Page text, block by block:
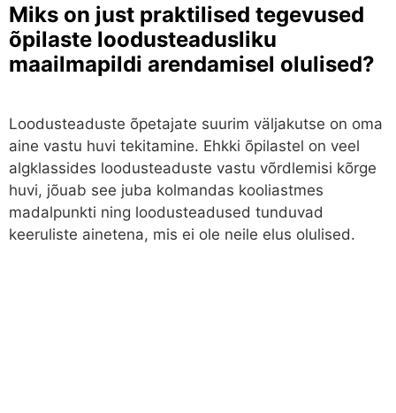
Miks on just praktilised tegevused
õpilaste loodusteadusliku
maailmapildi arendamisel olulised?
Loodusteaduste õpetajate suurim väljakutse on oma
aine vastu huvi tekitamine. Ehkki õpilastel on veel
algklassides loodusteaduste vastu võrdlemisi kõrge
huvi, jõuab see juba kolmandas kooliastmes
madalpunkti ning loodusteadused tunduvad
keeruliste ainetena, mis ei ole neile elus olulised.